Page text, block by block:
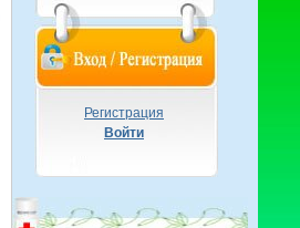
Регистрация
Войти